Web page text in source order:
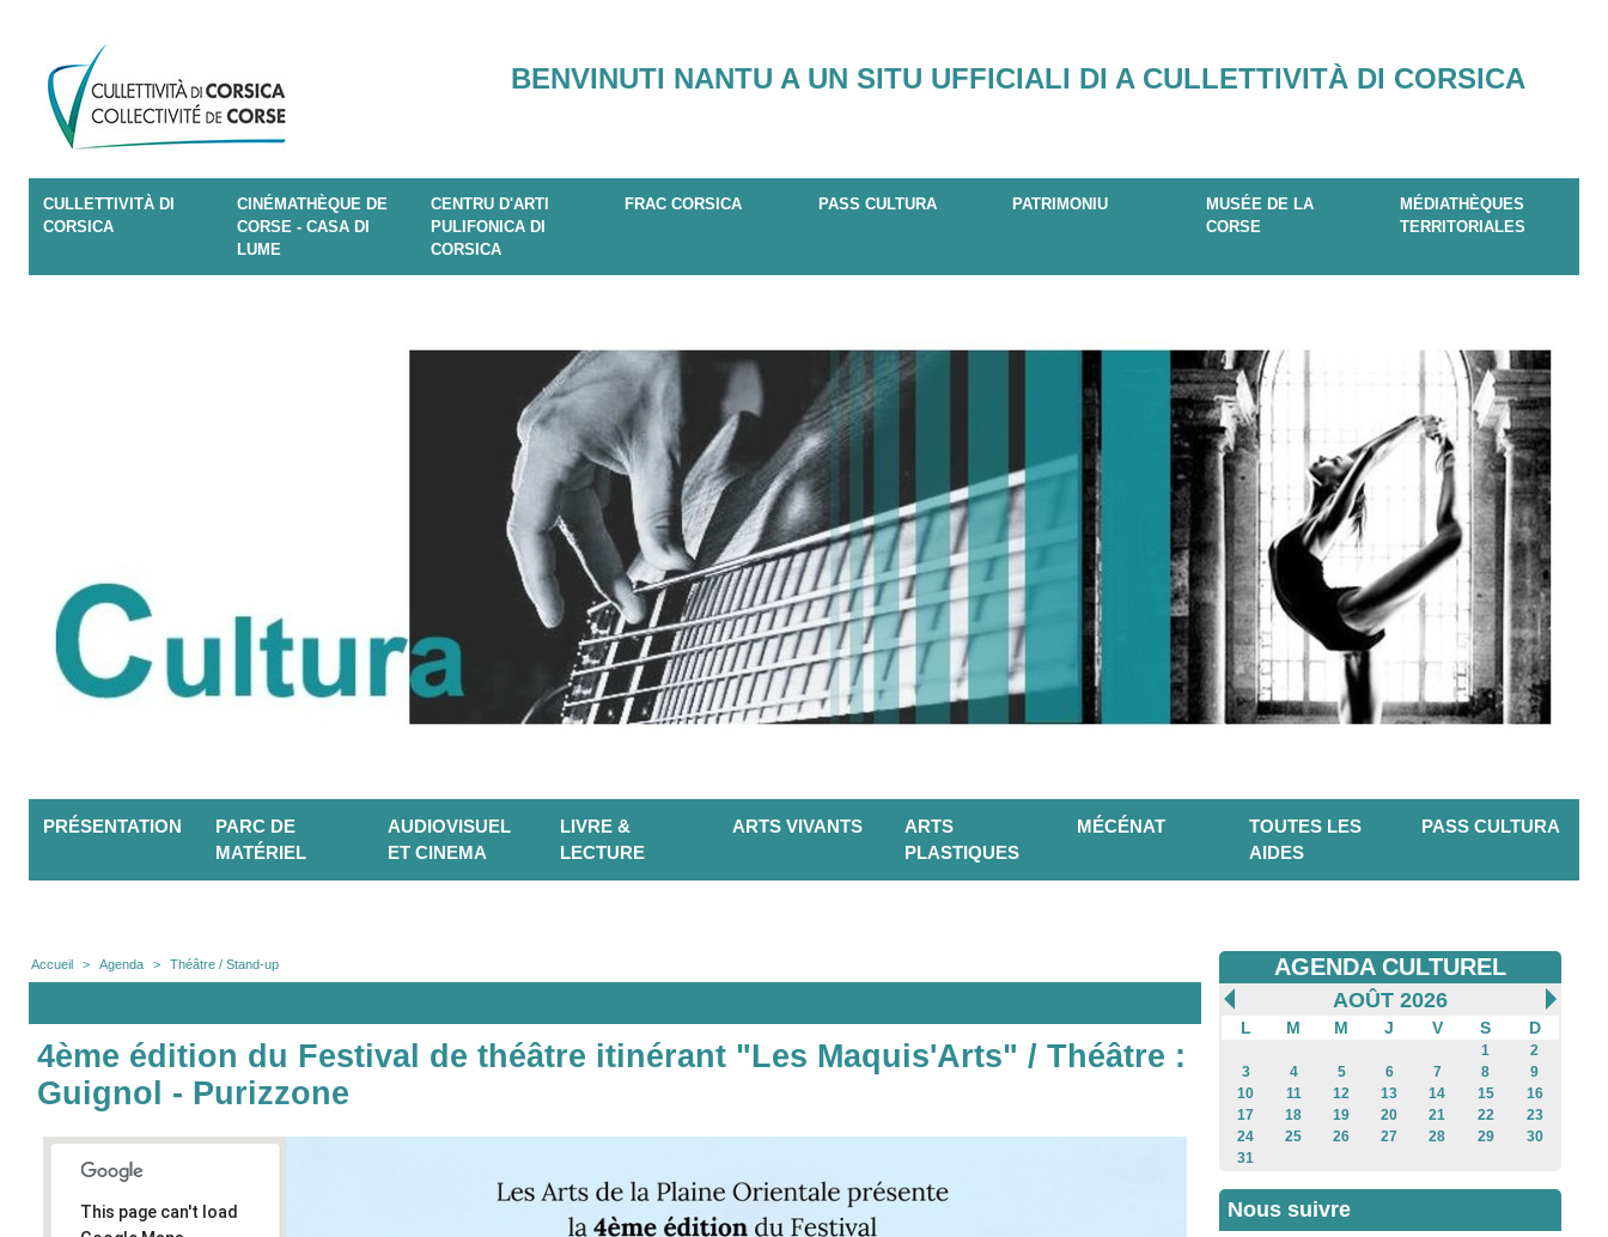
BENVINUTI NANTU A UN SITU UFFICIALI DI A CULLETTIVITÀ DI CORSICA
CULLETTIVITÀ DI
CORSICA
CINÉMATHÈQUE DE
CORSE - CASA DI
LUME
CENTRU D'ARTI
PULIFONICA DI
CORSICA
FRAC CORSICA PASS CULTURA PATRIMONIU
MUSÉE DE LA
CORSE
MÉDIATHÈQUES
TERRITORIALES
PRÉSENTATION
PARC DE
MATÉRIEL
AUDIOVISUEL
ET CINEMA
LIVRE &
LECTURE
ARTS VIVANTS
ARTS
PLASTIQUES
MÉCÉNAT
TOUTES LES
AIDES
PASS CULTURA
Accueil > Agenda > Théâtre / Stand-up
4ème édition du Festival de théâtre itinérant "Les Maquis'Arts" / Théâtre :
Guignol - Purizzone
This page can't load
AGENDA CULTUREL
AOÛT 2026
L M M J V S D
1
2
3
4 5 6 7 8
9
10
11 12 13 14 15
16
17
18 19 20 21 22
23
24
25 26 27 28 29
30
31
Nous suivre